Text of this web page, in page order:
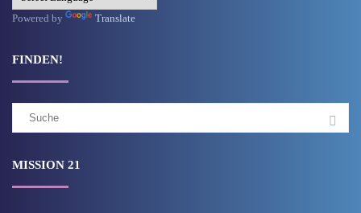
Powered by Translate
FINDEN!
MISSION 21